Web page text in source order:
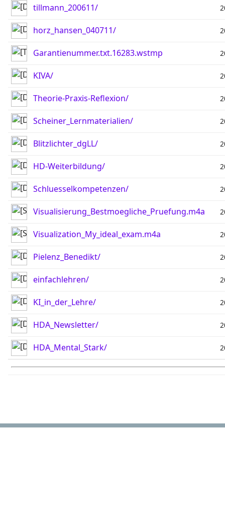
tillmann_200611/
horz_hansen_040711/
Garantienummer.txt.16283.wstmp
KIVA/
Theorie-Praxis-Reflexion/
Scheiner_Lernmaterialien/
Blitzlichter_dgLL/
HD-Weiterbildung/
Schluesselkompetenzen/
Visualisierung_Bestmoegliche_Pruefung.m4a
Visualization_My_ideal_exam.m4a
Pielenz_Benedikt/
einfachlehren/
KI_in_der_Lehre/
HDA_Newsletter/
HDA_Mental_Stark/